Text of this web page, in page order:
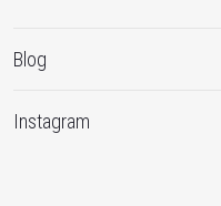
Blog
Instagram